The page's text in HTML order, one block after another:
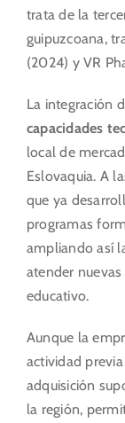
trata de la
guipuzcoana,
(2024) y VR
La integración
capacidades
local de
Eslovaquia. A
que ya
programas
ampliando así
atender
educativo.
Aunque la
actividad
adquisición
la región,